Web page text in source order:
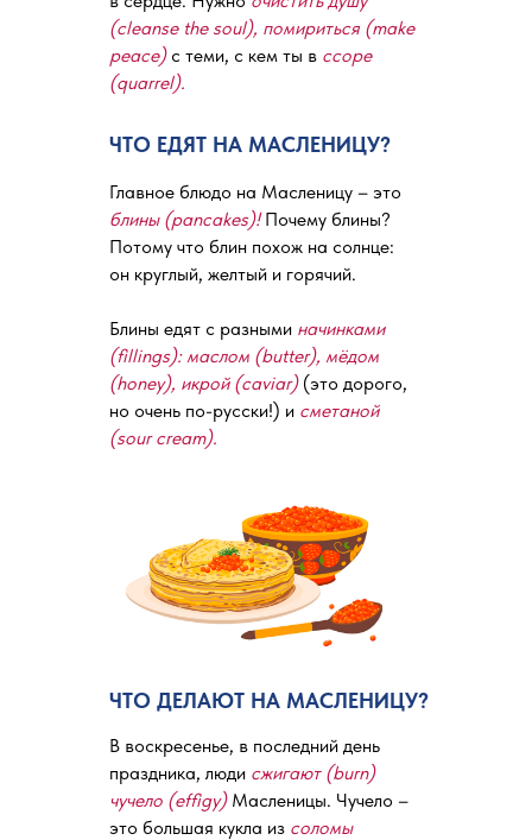
(cleanse the soul), помириться (make
peace) с теми, с кем ты в ссоре
(quarrel).
ЧТО ЕДЯТ НА МАСЛЕНИЦУ?
Главное блюдо на Масленицу – это
блины (pancakes)!Почему блины?
Потому что блин похож на солнце:
он круглый, желтый и горячий.
Блины едят с разными начинками
(fillings): маслом (butter), мёдом
(honey), икрой (caviar)(это дорого,
но очень по-русски!) и сметаной
(sour cream).
ЧТО ДЕЛАЮТ НА МАСЛЕНИЦУ?
В воскресенье, в последний день
праздника, люди сжигают (burn)
чучело (effigy)Масленицы. Чучело –
это большая кукла из соломы